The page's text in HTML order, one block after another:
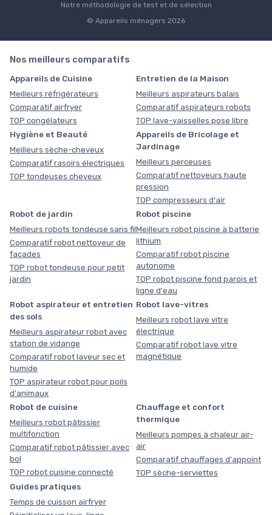
Notre méthodologie de test et de sélection
© Appareils ménagers 2026
Nos meilleurs comparatifs
Appareils de Cuisine
Meilleurs réfrigérateurs
Comparatif airfryer
TOP congélateurs
Entretien de la Maison
Meilleurs aspirateurs balais
Comparatif aspirateurs robots
TOP lave-vaisselles pose libre
Hygiène et Beauté
Meilleurs sèche-cheveux
Comparatif rasoirs électriques
TOP tondeuses cheveux
Appareils de Bricolage et
Jardinage
Meilleurs perceuses
Comparatif nettoyeurs haute
pression
TOP compresseurs d'air
Robot de jardin
Meilleurs robots tondeuse sans fil
Comparatif robot nettoyeur de
façades
TOP robot tondeuse pour petit
jardin
Robot piscine
Meilleurs robot piscine à batterie
lithium
Comparatif robot piscine
autonome
TOP robot piscine fond parois et
ligne d'eau
Robot aspirateur et entretien
des sols
Meilleurs aspirateur robot avec
station de vidange
Comparatif robot laveur sec et
humide
TOP aspirateur robot pour poils
d'animaux
Robot lave-vitres
Meilleurs robot lave vitre
électrique
Comparatif robot lave vitre
magnétique
Robot de cuisine
Meilleurs robot pâtissier
multifonction
Comparatif robot pâtissier avec
bol
TOP robot cuisine connecté
Chauffage et confort
thermique
Meilleurs pompes à chaleur air-
air
Comparatif chauffages d'appoint
TOP sèche-serviettes
Guides pratiques
Temps de cuisson airfryer